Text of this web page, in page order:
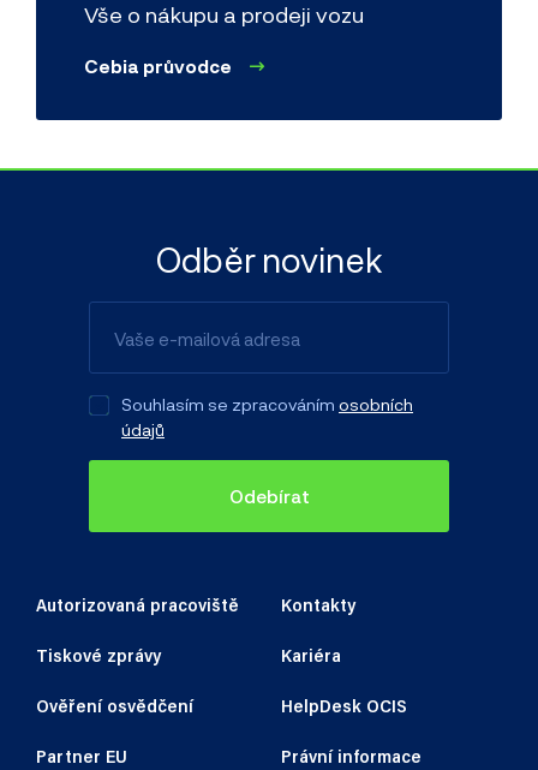
Původní zahraniční reg. značka
Rok výroby/1.registrace
Dovoz ze země
Vše o nákupu a prodeji vozu
Cebia průvodce
Autorizovaná pracoviště Kontakty
Tiskové zprávy Kariéra
Ověření osvědčení HelpDesk OCIS
Partner EU Právní informace
Odběr novinek
Souhlasím se zpracováním osobních
údajů
Odebírat